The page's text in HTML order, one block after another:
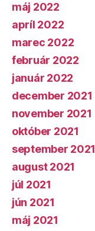
máj 2022
apríl 2022
marec 2022
február 2022
január 2022
december 2021
november 2021
október 2021
september 2021
august 2021
júl 2021
jún 2021
máj 2021